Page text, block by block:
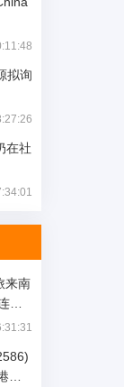
拟询
在社
来南
云
出
元